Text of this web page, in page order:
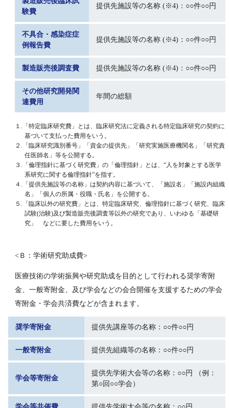
験費
提供先施設等の名称 (※4)：○○件○○円
不具合・感染症症
例報告費
提供先施設等の名称 (※4)：○○件○○円
製造販売後調査費 提供先施設等の名称 (※4)：○○件○○円
その他研究開発関
連費用
年間の総額
１.「特定臨床研究費」とは、臨床研究法に定義される特定臨床研究の契約に
基づいて支払った費用をいう。
２.「臨床研究識別番号」「資金の提供先」「研究実施医療機関名」「研究責
任医師名」等を公開する。
３.「倫理指針に基づく研究費」の「倫理指針」とは、“人を対象とする医学
系研究に関する倫理指針”を指す。
４.「提供先施設等の名称」は契約内容に基づいて、「施設名」「施設内組織
名」「個人の所属・役職・氏名」を公開する。
５.「臨床以外の研究費」とは、特定臨床研究、倫理指針に基づく研究、臨床
試験(治験)及び製造販売後調査等以外の研究であり、いわゆる「基礎研
究」 などに要した費用をいう。
<Ｂ：学術研究助成費>
医療技術の学術振興や研究助成を目的として行われる奨学寄附
金、⼀般寄附金、及び学会などの会合開催を支援するための学会
寄附金・学会共済費などが含まれます。
奨学寄附金 提供先講座等の名称：○○件○○円
一般寄附金 提供先組織等の名称：○○件○○円
学会等寄附金
提供先学術大会等の名称：○○円 （例：
第○回○○学会）